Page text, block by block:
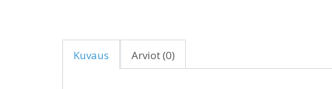
Kuvaus Arviot (0)